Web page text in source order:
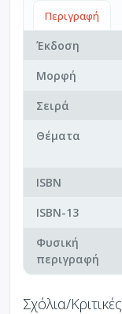
Περιγραφή
Έκδοση
Μορφή
Σειρά
Θέματα
ISBN
ISBN-13
Φυσική
περιγραφή
Σχόλια/Κριτικές